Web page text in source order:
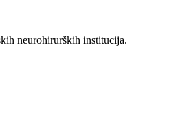
neurohirurških institucija.